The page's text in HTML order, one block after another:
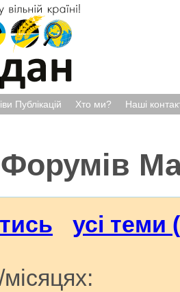
Публікацій Хто ми? Наші
усі теми